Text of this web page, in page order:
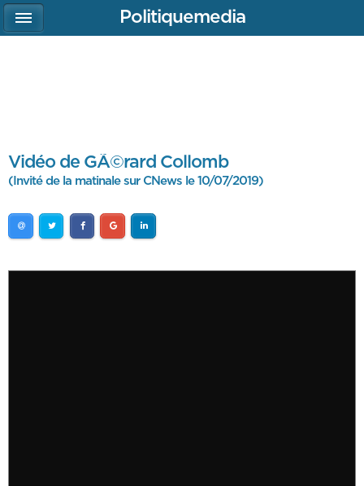
Vidéo de GÃ©rard Collomb
(Invité de la matinale sur CNews le 10/07/2019)
Politiquemedia